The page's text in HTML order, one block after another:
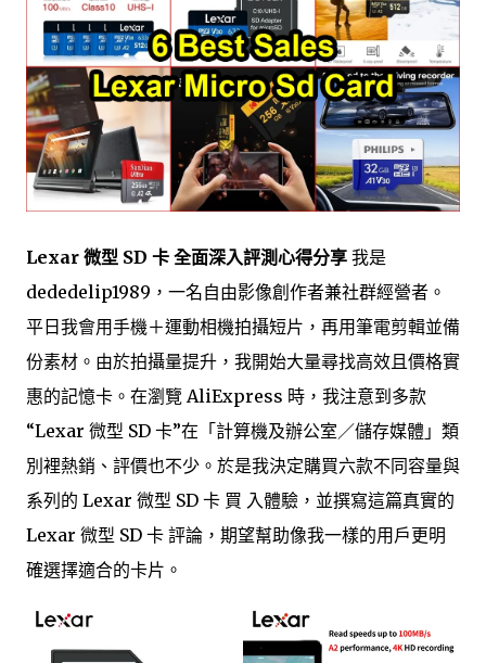
Lexar 微型 SD 卡 全面深入評測心得分享 我是
dededelip1989，一名自由影像創作者兼社群經營者。
平日我會用手機＋運動相機拍攝短片，再用筆電剪輯並備
份素材。由於拍攝量提升，我開始大量尋找高效且價格實
惠的記憶卡。在瀏覽 AliExpress 時，我注意到多款
“Lexar 微型 SD 卡”在「計算機及辦公室／儲存媒體」類
別裡熱銷、評價也不少。於是我決定購買六款不同容量與
系列的 Lexar 微型 SD 卡 買 入體驗，並撰寫這篇真實的
Lexar 微型 SD 卡 評論，期望幫助像我一樣的用戶更明
確選擇適合的卡片。